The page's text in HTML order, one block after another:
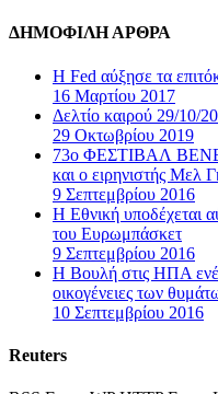
ΔΗΜΟΦΙΛΗ ΑΡΘΡΑ
Η Fed αύξησε τα
16 Μαρτίου 2017
Δελτίο καιρού 29/10/
29 Οκτωβρίου 2019
73ο ΦΕΣΤΙΒΑΛ
και ο ειρηνιστής Μελ
9 Σεπτεμβρίου 2016
Η Εθνική υποδέχεται
του Ευρωμπάσκετ
9 Σεπτεμβρίου 2016
Η Βουλή στις ΗΠΑ
οικογένειες των
10 Σεπτεμβρίου 2016
Reuters